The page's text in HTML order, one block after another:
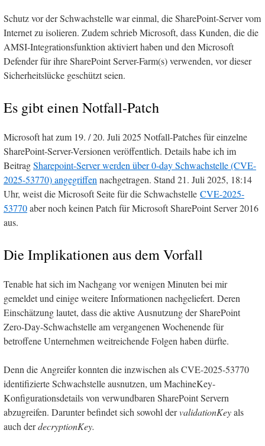
Schutz vor der Schwachstelle war einmal, die SharePoint-Server vom
Internet zu isolieren. Zudem schrieb Microsoft, dass Kunden, die die
AMSI-Integrationsfunktion aktiviert haben und den Microsoft
Defender für ihre SharePoint Server-Farm(s) verwenden, vor dieser
Sicherheitslücke geschützt seien.
Es gibt einen Notfall-Patch
Microsoft hat zum 19. / 20. Juli 2025 Notfall-Patches für einzelne
SharePoint-Server-Versionen veröffentlich. Details habe ich im
BeitragSharepoint-Server werden über 0-day Schwachstelle (CVE-
2025-53770) angegriffennachgetragen. Stand 21. Juli 2025, 18:14
Uhr, weist die Microsoft Seite für die Schwachstelle CVE-2025-
53770aber noch keinen Patch für Microsoft SharePoint Server 2016
aus.
Die Implikationen aus dem Vorfall
Tenable hat sich im Nachgang vor wenigen Minuten bei mir
gemeldet und einige weitere Informationen nachgeliefert. Deren
Einschätzung lautet, dass die aktive Ausnutzung der SharePoint
Zero-Day-Schwachstelle am vergangenen Wochenende für
betroffene Unternehmen weitreichende Folgen haben dürfte.
Denn die Angreifer konnten die inzwischen als CVE-2025-53770
identifizierte Schwachstelle ausnutzen, um MachineKey-
Konfigurationsdetails von verwundbaren SharePoint Servern
abzugreifen. Darunter befindet sich sowohl dervalidationKeyals
auch derdecryptionKey.